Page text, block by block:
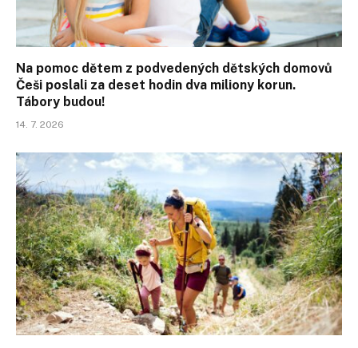
Na pomoc dětem z podvedených dětských domovů
Češi poslali za deset hodin dva miliony korun.
Tábory budou!
14. 7. 2026